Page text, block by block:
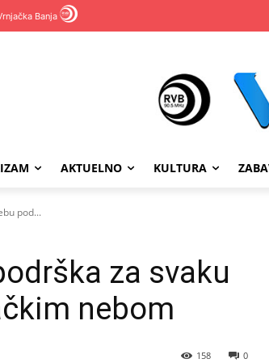
Banja
AKTUELNO KULTURA
pod...
za svaku
nebom
0
158